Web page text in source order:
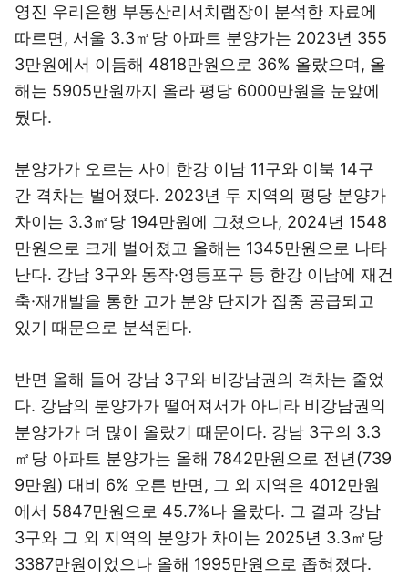
영진 우리은행 부동산리서치랩장이 분석한 자료에
따르면, 서울 3.3㎡당 아파트 분양가는 2023년 355
3만원에서 이듬해 4818만원으로 36% 올랐으며, 올
해는 5905만원까지 올라 평당 6000만원을 눈앞에
뒀다.
분양가가 오르는 사이 한강 이남 11구와 이북 14구
간 격차는 벌어졌다. 2023년 두 지역의 평당 분양가
차이는 3.3㎡당 194만원에 그쳤으나, 2024년 1548
만원으로 크게 벌어졌고 올해는 1345만원으로 나타
난다. 강남 3구와 동작·영등포구 등 한강 이남에 재건
축·재개발을 통한 고가 분양 단지가 집중 공급되고
있기 때문으로 분석된다.
반면 올해 들어 강남 3구와 비강남권의 격차는 줄었
다. 강남의 분양가가 떨어져서가 아니라 비강남권의
분양가가 더 많이 올랐기 때문이다. 강남 3구의 3.3
㎡당 아파트 분양가는 올해 7842만원으로 전년(739
9만원) 대비 6% 오른 반면, 그 외 지역은 4012만원
에서 5847만원으로 45.7%나 올랐다. 그 결과 강남
3구와 그 외 지역의 분양가 차이는 2025년 3.3㎡당
3387만원이었으나 올해 1995만원으로 좁혀졌다.